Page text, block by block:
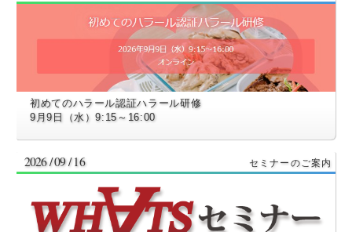
初めてのハラール認証ハラール研修
9月9日（水）9:15～16:00
2026 / 09 / 16